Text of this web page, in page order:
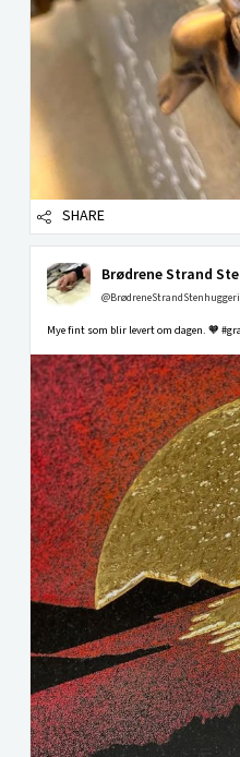
SHARE
Brødrene Strand
Mye fint som blir levert om dagen. 🧡